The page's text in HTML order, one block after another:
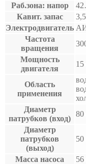
Раб.зона: напор
Кавит. запас
Электродвигатель
Частота
вращения
Мощность
двигателя
Область
применения
Диаметр
патрубков (вход)
Диаметр
патрубков
(выход)
Масса насоса
56